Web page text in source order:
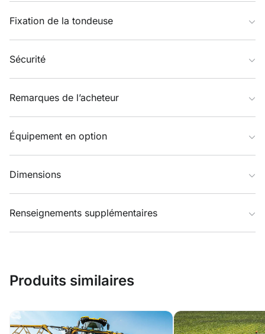
Fixation de la tondeuse
Sécurité
Remarques de l’acheteur
Équipement en option
Dimensions
Renseignements supplémentaires
Produits similaires